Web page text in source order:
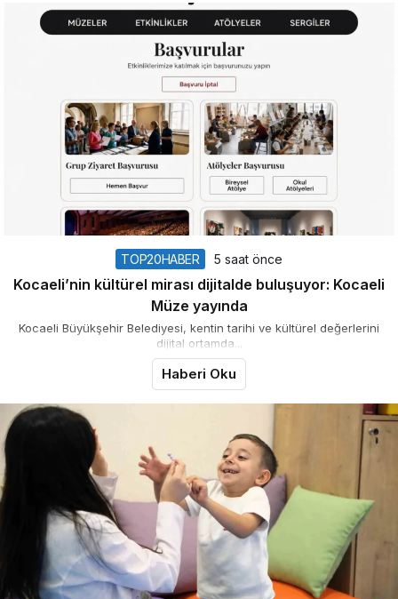
TOP20HABER 5 saat önce
Kocaeli’nin kültürel mirası dijitalde buluşuyor: Kocaeli
Müze yayında
Kocaeli Büyükşehir Belediyesi, kentin tarihi ve kültürel değerlerini
dijital ortamda...
Haberi Oku